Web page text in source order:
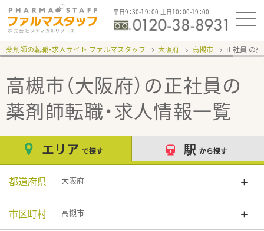
平日9：30-19：00 土日10：00-19：00
薬剤師の転職・求人サイト ファルマスタッフ 大阪府 高槻市 正社員
高槻市（大阪府）の正社員の
薬剤師転職・求人情報一覧
エリア で探す 駅 から探す
都道府県 大阪府
市区町村 高槻市